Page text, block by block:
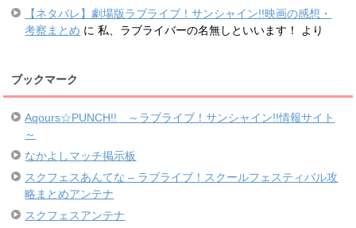
【ネタバレ】劇場版ラブライブ！サンシャイン!!映画の感想・
考察まとめ に私、ラブライバーの名無しといいます！ より
ブックマーク
Aqours☆PUNCH!! ～ラブライブ！サンシャイン!!情報サイト
～
なかよしマッチ掲示板
スクフェスあんてな – ラブライブ！スクールフェスティバル攻
略まとめアンテナ
スクフェスアンテナ